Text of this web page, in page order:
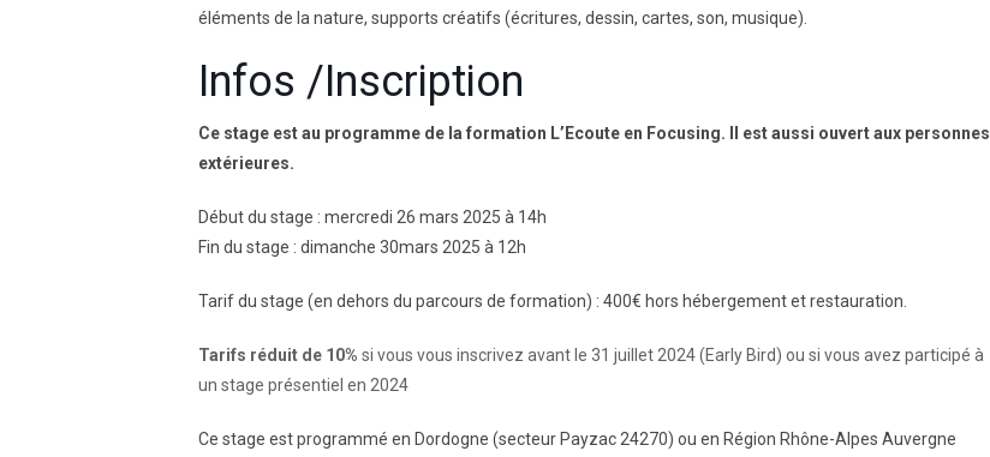
éléments de la nature, supports créatifs (écritures, dessin, cartes, son, musique).
Infos /Inscription
Ce stage est au programme de la formation L’Ecoute en Focusing.
Il est aussi ouvert aux personnes
extérieures.
Début du stage : mercredi 26 mars 2025 à 14h
Fin du stage : dimanche 30mars 2025 à 12h
Tarif du stage (en dehors du parcours de formation) : 400€ hors hébergement et restauration.
Tarifs réduit de 10% si vous vous inscrivez avant le 31 juillet 2024 (Early Bird) ou si vous avez participé à
un stage présentiel en 2024
Ce stage est programmé en Dordogne (secteur Payzac 24270) ou en Région Rhône-Alpes Auvergne